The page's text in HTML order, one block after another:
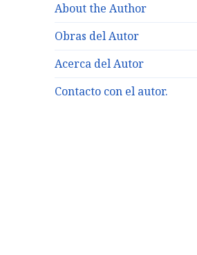
About the Author
Obras del Autor
Acerca del Autor
Contacto con el autor.